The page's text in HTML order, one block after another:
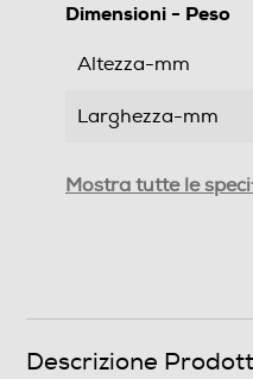
Dimensioni - Peso
Altezza-mm
Larghezza-mm
Mostra tutte le
Descrizione